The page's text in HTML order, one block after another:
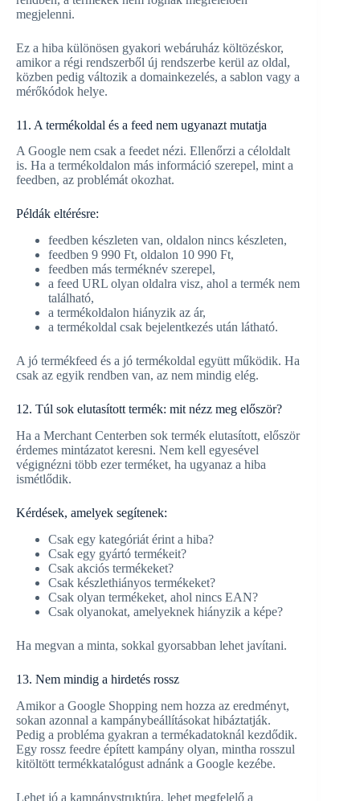
megjelenni.
Ez a hiba különösen gyakori webáruház költözéskor,
amikor a régi rendszerből új rendszerbe kerül az oldal,
közben pedig változik a domainkezelés, a sablon vagy a
mérőkódok helye.
11. A termékoldal és a feed nem ugyanazt mutatja
A Google nem csak a feedet nézi. Ellenőrzi a céloldalt
is. Ha a termékoldalon más információ szerepel, mint a
feedben, az problémát okozhat.
Példák eltérésre:
feedben készleten van, oldalon nincs készleten,
feedben 9 990 Ft, oldalon 10 990 Ft,
feedben más terméknév szerepel,
a feed URL olyan oldalra visz, ahol a termék nem
található,
a termékoldalon hiányzik az ár,
a termékoldal csak bejelentkezés után látható.
A jó termékfeed és a jó termékoldal együtt működik. Ha
csak az egyik rendben van, az nem mindig elég.
12. Túl sok elutasított termék: mit nézz meg először?
Ha a Merchant Centerben sok termék elutasított, először
érdemes mintázatot keresni. Nem kell egyesével
végignézni több ezer terméket, ha ugyanaz a hiba
ismétlődik.
Kérdések, amelyek segítenek:
Csak egy kategóriát érint a hiba?
Csak egy gyártó termékeit?
Csak akciós termékeket?
Csak készlethiányos termékeket?
Csak olyan termékeket, ahol nincs EAN?
Csak olyanokat, amelyeknek hiányzik a képe?
Ha megvan a minta, sokkal gyorsabban lehet javítani.
13. Nem mindig a hirdetés rossz
Amikor a Google Shopping nem hozza az eredményt,
sokan azonnal a kampánybeállításokat hibáztatják.
Pedig a probléma gyakran a termékadatoknál kezdődik.
Egy rossz feedre épített kampány olyan, mintha rosszul
kitöltött termékkatalógust adnánk a Google kezébe.
Lehet jó a kampánystruktúra, lehet megfelelő a